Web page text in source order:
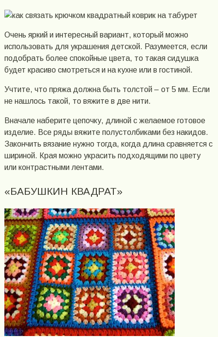
Очень яркий и интересный вариант, который можно
использовать для украшения детской. Разумеется, если
подобрать более спокойные цвета, то такая сидушка
будет красиво смотреться и на кухне или в гостиной.
Учтите, что пряжа должна быть толстой – от 5 мм. Если
не нашлось такой, то вяжите в две нити.
Вначале наберите цепочку, длиной с желаемое готовое
изделие. Все ряды вяжите полустолбиками без накидов.
Закончить вязание нужно тогда, когда длина сравняется с
шириной. Края можно украсить подходящими по цвету
или контрастными лентами.
«БАБУШКИН КВАДРАТ»